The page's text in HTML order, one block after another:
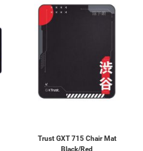
Trust GXT 715 Chair Mat
Black/Red